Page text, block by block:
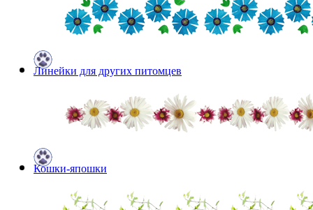
Линейки для других питомцев
Кошки-япошки